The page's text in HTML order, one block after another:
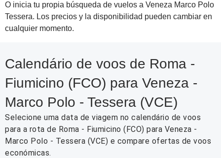
O inicia tu propia búsqueda de vuelos a Veneza Marco Polo
Tessera. Los precios y la disponibilidad pueden cambiar en
cualquier momento.
Calendário de voos de Roma -
Fiumicino (FCO) para Veneza -
Marco Polo - Tessera (VCE)
Selecione uma data de viagem no calendário de voos
para a rota de Roma - Fiumicino (FCO) para Veneza -
Marco Polo - Tessera (VCE) e compare ofertas de voos
económicas.